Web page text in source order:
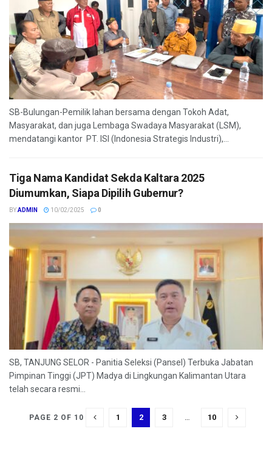
SB-Bulungan-Pemilik lahan bersama dengan Tokoh Adat,
Masyarakat, dan juga Lembaga Swadaya Masyarakat (LSM),
mendatangi kantor PT. ISI (Indonesia Strategis Industri),...
Tiga Nama Kandidat Sekda Kaltara 2025
Diumumkan, Siapa Dipilih Gubernur?
BYADMIN 10/02/2025 0
SB, TANJUNG SELOR - Panitia Seleksi (Pansel) Terbuka Jabatan
Pimpinan Tinggi (JPT) Madya di Lingkungan Kalimantan Utara
telah secara resmi...
PAGE 2 OF 10 1 2 3 10